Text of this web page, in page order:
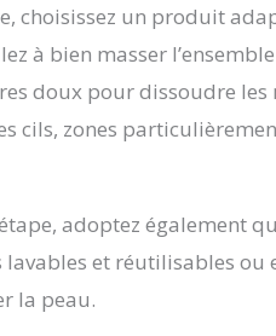
choisissez un produit
à bien masser
doux pour dissoudre les
cils, zones
adoptez également
et réutilisables ou
la peau.